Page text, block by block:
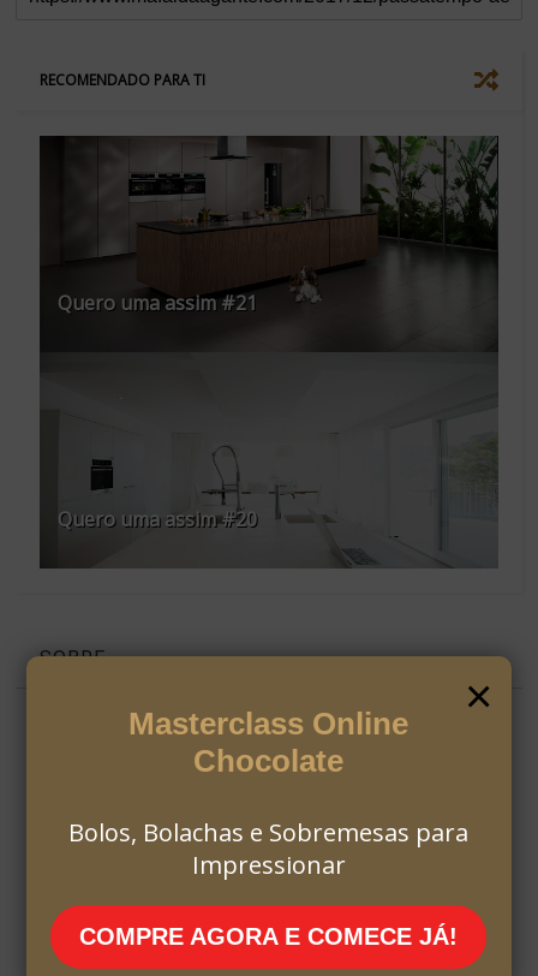
RECOMENDADO PARA TI
Quero uma assim #21
Quero uma assim #20
SOBRE
×
Masterclass Online
Chocolate
Bolos, Bolachas e Sobremesas para
Impressionar
COMPRE AGORA E COMECE JÁ!